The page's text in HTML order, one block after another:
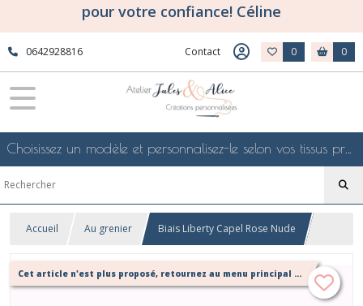
pour votre confiance! Céline
0642928816 Contact 0 0
Choisissez un modèle et personnalisez-le selon vos tissus préférés de mes collections en ligne, je le confectionnerai selon vos souhaits
Accueil Au grenier Biais Liberty Capel Rose Nude
Cet article n'est plus proposé, retournez au menu principal ou contactez moi!